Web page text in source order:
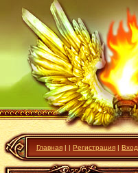
Главная | | Регистрация | Вход